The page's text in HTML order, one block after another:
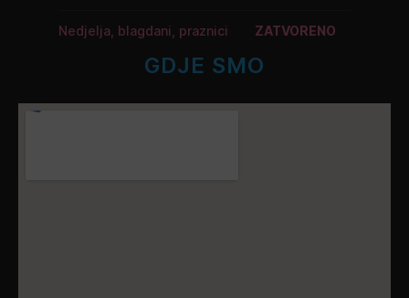
Nedjelja, blagdani, praznici ZATVORENO
GDJE SMO